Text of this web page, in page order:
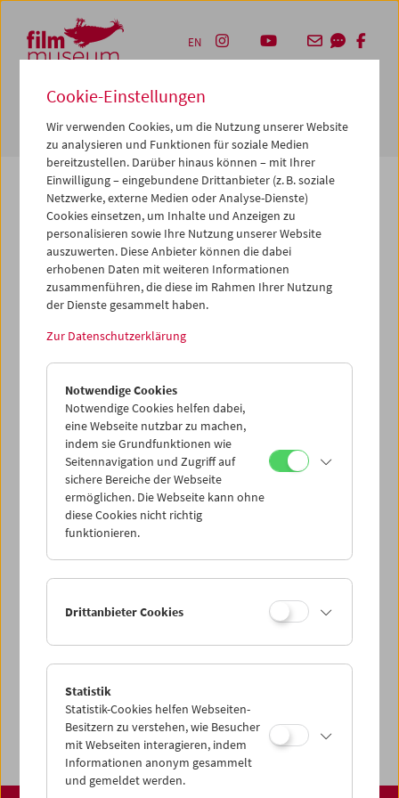
Zum Inhalt
Zum Hauptmenü
Zur Servicenavigation
Zum Suche
EN
Die von Ihnen angeforderte Seite konnte nicht
gefunden werden.
Gründe dafür könnten sein, dass Sie eine falsche oder
veraltete URL aufgerufen haben – bitte überprüfen Sie
Seite archiviert, verschoben oder umbenannt.
Vielleicht können Sie den von Ihnen gewünschten Inhalt
über unsere Startseite finden:
www.filmmuseum.at
Share on
Spielplan
Regelmäßige Programme
Programmarchiv
Ticketinformationen
Cookie-Einstellungen
Wir verwenden Cookies, um die Nutzung unserer Website
zu analysieren und Funktionen für soziale Medien
bereitzustellen. Darüber hinaus können – mit Ihrer
Einwilligung – eingebundene Drittanbieter (z. B. soziale
Netzwerke, externe Medien oder Analyse-Dienste)
Cookies einsetzen, um Inhalte und Anzeigen zu
personalisieren sowie Ihre Nutzung unserer Website
auszuwerten. Diese Anbieter können die dabei
erhobenen Daten mit weiteren Informationen
zusammenführen, die diese im Rahmen Ihrer Nutzung
der Dienste gesammelt haben.
Zur Datenschutzerklärung
Notwendige Cookies
Notwendige Cookies helfen dabei,
eine Webseite nutzbar zu machen,
indem sie Grundfunktionen wie
Seitennavigation und Zugriff auf
sichere Bereiche der Webseite
ermöglichen. Die Webseite kann ohne
diese Cookies nicht richtig
funktionieren.
Drittanbieter Cookies
Statistik
Statistik-Cookies helfen Webseiten-
Besitzern zu verstehen, wie Besucher
mit Webseiten interagieren, indem
Informationen anonym gesammelt
und gemeldet werden.